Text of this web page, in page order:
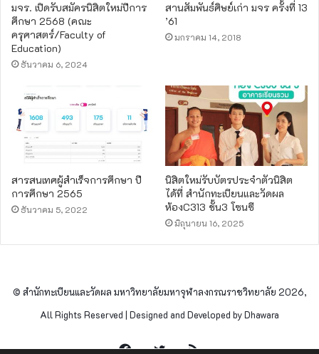
มจร. เปิดรับสมัครนิสิตใหม่ปีการ
ศึกษา 2568 (คณะ
ครุศาสตร์/Faculty of
Education)
ธันวาคม 6, 2024
สานสัมพันธ์ศิษย์เก่า มจร ครั้งที่ 13
’61
มกราคม 14, 2018
สารสนเทศผู้สำเร็จการศึกษา ปี
การศึกษา 2565
ธันวาคม 5, 2022
นิสิตใหม่รับบัตรประจำตัวนิสิต
ได้ที่ สำนักทะเบียนและวัดผล
ห้องC313 ชั้น3 โซนซี
มิถุนายน 16, 2025
© สำนักทะเบียนและวัดผล มหาวิทยาลัยมหาจุฬาลงกรณราชวิทยาลัย 2026,
All Rights Reserved | Designed and Developed by Dhawara
FacebookTwitterRSS